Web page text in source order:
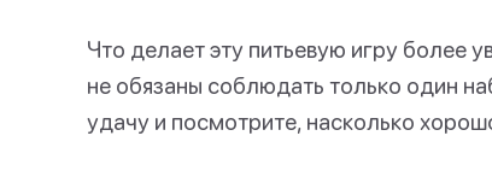
Что делает эту питьевую игру более
не обязаны соблюдать только один
удачу и посмотрите, насколько